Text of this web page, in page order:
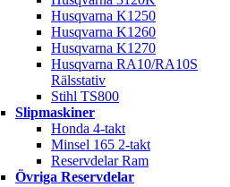
Husqvarna K1250
Husqvarna K1260
Husqvarna K1270
Husqvarna RA10/RA10S
Rälsstativ
Stihl TS800
Slipmaskiner
Honda 4-takt
Minsel 165 2-takt
Reservdelar Ram
Övriga Reservdelar